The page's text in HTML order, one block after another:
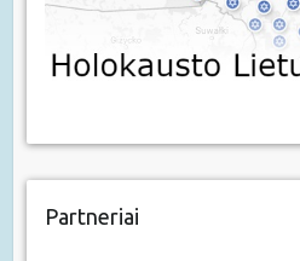
Partneriai